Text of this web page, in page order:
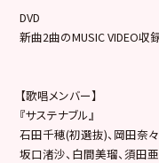
DVD
新曲2曲のMUSIC VIDEO収
【歌唱メンバー】
『サステナブル』
石田千穂(初選抜)、岡田奈々
坂口渚沙、白間美瑠、須田